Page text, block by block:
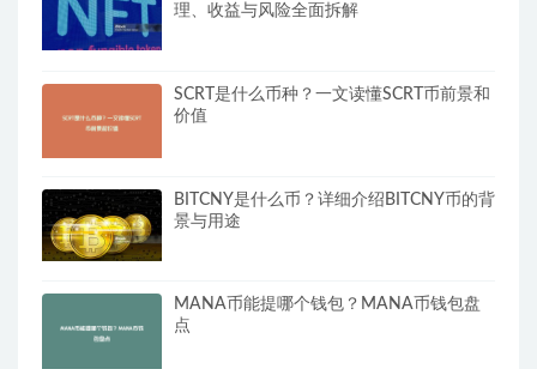
理、收益与风险全面拆解
SCRT是什么币种？一文读懂SCRT币前景和
价值
BITCNY是什么币？详细介绍BITCNY币的背
景与用途
MANA币能提哪个钱包？MANA币钱包盘
点